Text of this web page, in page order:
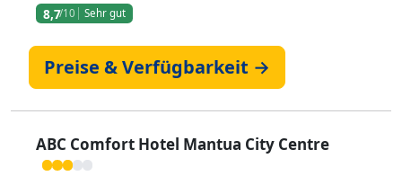
8,7/10 Sehr gut
Preise & Verfügbarkeit →
ABC Comfort Hotel Mantua City Centre